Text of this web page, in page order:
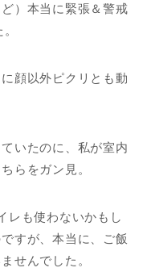
）本当に緊張＆警戒
顔以外ピクリとも動
いたのに、私が室内
らをガン見。
レも使わないかもし
すが、本当に、ご飯
せんでした。